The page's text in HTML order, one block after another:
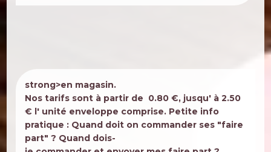
strong>en magasin.
Nos tarifs sont à partir de 0.80 €, jusqu' à 2.50
€ l' unité enveloppe comprise. Petite info
pratique : Quand doit on commander ses "faire
part" ? Quand dois-